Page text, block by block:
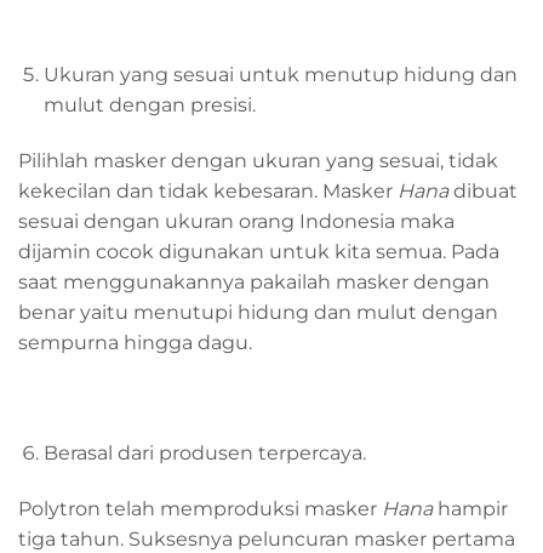
Ukuran yang sesuai untuk menutup hidung dan
mulut dengan presisi.
Pilihlah masker dengan ukuran yang sesuai, tidak
kekecilan dan tidak kebesaran. Masker Hanadibuat
sesuai dengan ukuran orang Indonesia maka
dijamin cocok digunakan untuk kita semua. Pada
saat menggunakannya pakailah masker dengan
benar yaitu menutupi hidung dan mulut dengan
sempurna hingga dagu.
Berasal dari produsen terpercaya.
Polytron telah memproduksi masker Hanahampir
tiga tahun. Suksesnya peluncuran masker pertama